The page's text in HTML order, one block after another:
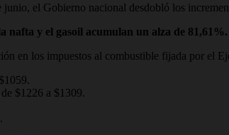
junio, el Gobierno nacional desdobló los
nafta y el gasoil acumulan un alza de 81,61%.
en los impuestos al combustible fijada por el
$1226 a $1309.